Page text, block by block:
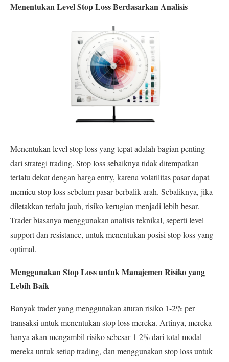
Menentukan Level Stop Loss Berdasarkan Analisis
Menentukan level stop loss yang tepat adalah bagian penting
dari strategi trading. Stop loss sebaiknya tidak ditempatkan
terlalu dekat dengan harga entry, karena volatilitas pasar dapat
memicu stop loss sebelum pasar berbalik arah. Sebaliknya, jika
diletakkan terlalu jauh, risiko kerugian menjadi lebih besar.
Trader biasanya menggunakan analisis teknikal, seperti level
support dan resistance, untuk menentukan posisi stop loss yang
optimal.
Menggunakan Stop Loss untuk Manajemen Risiko yang
Lebih Baik
Banyak trader yang menggunakan aturan risiko 1-2% per
transaksi untuk menentukan stop loss mereka. Artinya, mereka
hanya akan mengambil risiko sebesar 1-2% dari total modal
mereka untuk setiap trading, dan menggunakan stop loss untuk